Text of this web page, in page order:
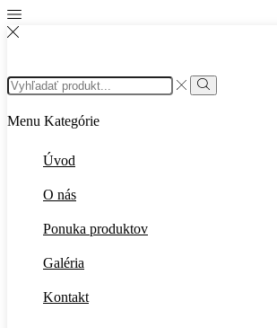
Search
input
Search
Menu Kategórie
Úvod
O nás
Ponuka produktov
Galéria
Kontakt